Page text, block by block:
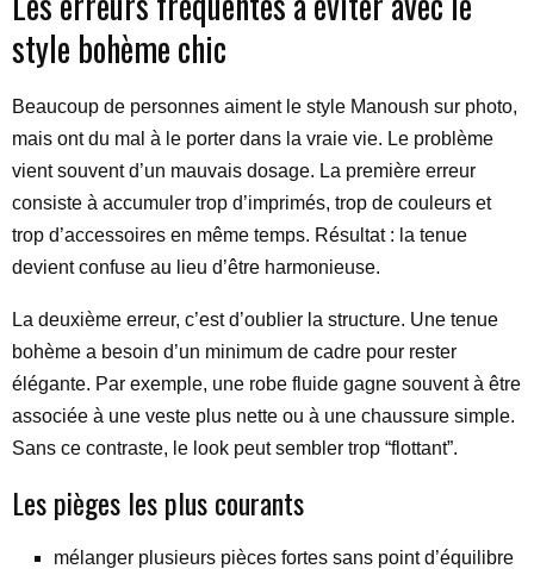
style bohème chic
Beaucoup de personnes aiment le style Manoush sur photo,
mais ont du mal à le porter dans la vraie vie. Le problème
vient souvent d’un mauvais dosage. La première erreur
consiste à accumuler trop d’imprimés, trop de couleurs et
trop d’accessoires en même temps. Résultat : la tenue
devient confuse au lieu d’être harmonieuse.
La deuxième erreur, c’est d’oublier la structure. Une tenue
bohème a besoin d’un minimum de cadre pour rester
élégante. Par exemple, une robe fluide gagne souvent à être
associée à une veste plus nette ou à une chaussure simple.
Sans ce contraste, le look peut sembler trop “flottant”.
Les pièges les plus courants
mélanger plusieurs pièces fortes sans point d’équilibre